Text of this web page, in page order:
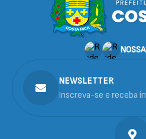
NEWSLETTER
Inscreva-se e receba